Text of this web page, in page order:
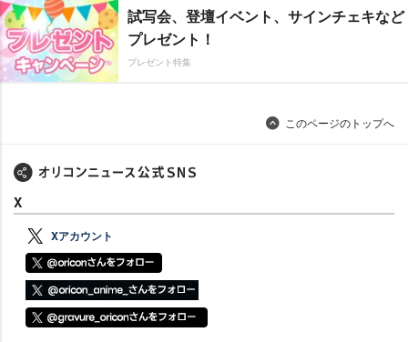
試写会、登壇イベント、サインチェキなど
プレゼント！
プレゼント特集
このページのトップへ
X
Xアカウント